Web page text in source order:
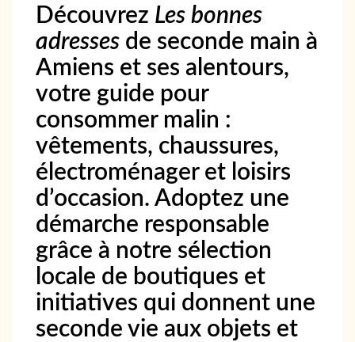
Découvrez Les bonnes
adresses de seconde main à
Amiens et ses alentours,
votre guide pour
consommer malin :
vêtements, chaussures,
électroménager et loisirs
d’occasion. Adoptez une
démarche responsable
grâce à notre sélection
locale de boutiques et
initiatives qui donnent une
seconde vie aux objets et